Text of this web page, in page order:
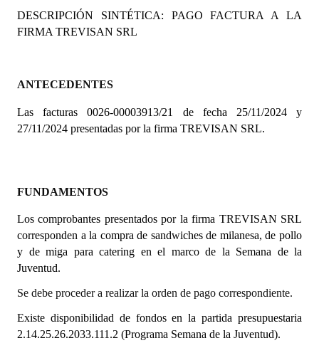
Programas
Constitución Nacional
Constitución Provincial
Digesto
Organigrama
DOCUMENTOS
Informes de Gestión
Proyectos Presentados
DESCRIPCIÓN SINTÉTICA: PAGO FACTURA A LA
FIRMA TREVISAN SRL
ANTECEDENTES
Las facturas 0026-00003913/21 de fecha 25/11/2024 y
27/11/2024 presentadas por la firma TREVISAN SRL.
FUNDAMENTOS
Los comprobantes presentados por la firma TREVISAN SRL
corresponden a la compra de sandwiches de milanesa, de pollo
y de miga para catering en el marco de la Semana de la
Juventud.
Se debe proceder a realizar la orden de pago correspondiente.
Existe disponibilidad de fondos en la partida presupuestaria
2.14.25.26.2033.111.2 (Programa Semana de la Juventud).